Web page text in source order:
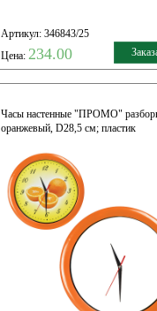
Артикул: 346843/25
Цена: 234.00
Часы настенные "ПРОМО"
оранжевый, D28,5 см; пластик